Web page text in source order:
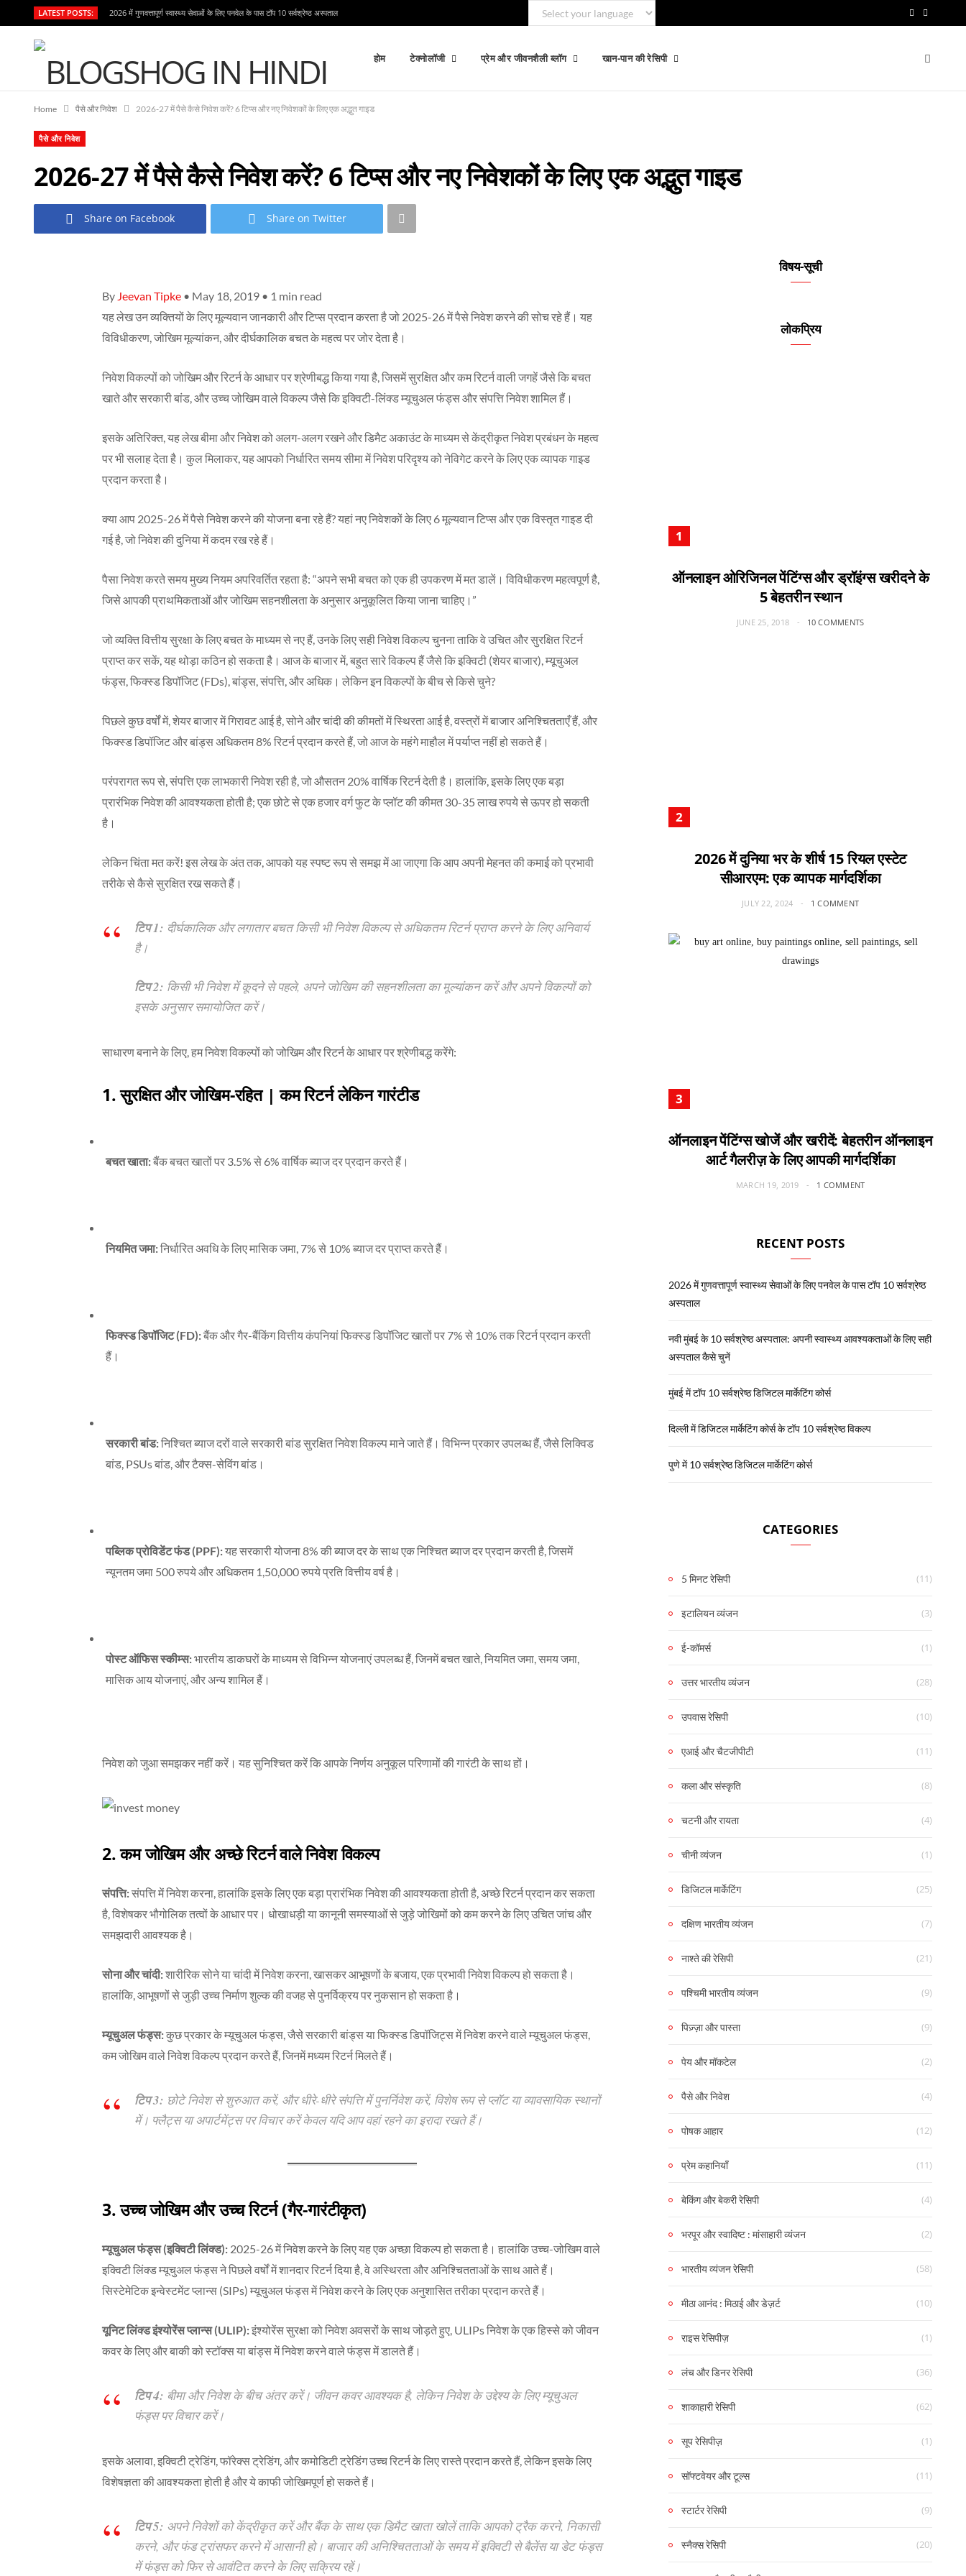
LATEST POSTS: 2026 में गुणवत्तापूर्ण स्वास्थ्य सेवाओं के लिए पनवेल के पास टॉप 10 सर्वश्रेष्ठ अस्पताल
e
u
T
होम टेक्नोलॉजी प्रेम और जीवनशैली ब्लॉग खान-पान की रेसिपी
Home पैसे और निवेश 2026-27 में पैसे कैसे निवेश करें? 6 टिप्स और नए निवेशकों के लिए एक अद्भुत गाइड
पैसे और निवेश
2026-27 में पैसे कैसे निवेश करें? 6 टिप्स और नए निवेशकों के लिए एक अद्भुत गाइड
Share on Facebook Share on Twitter
By Jeevan Tipke• May 18, 2019 • 1 min read
यह लेख उन व्यक्तियों के लिए मूल्यवान जानकारी और टिप्स प्रदान करता है जो 2025-26 में पैसे निवेश करने की सोच रहे हैं। यह
विविधीकरण, जोखिम मूल्यांकन, और दीर्घकालिक बचत के महत्व पर जोर देता है।
निवेश विकल्पों को जोखिम और रिटर्न के आधार पर श्रेणीबद्ध किया गया है, जिसमें सुरक्षित और कम रिटर्न वाली जगहें जैसे कि बचत
खाते और सरकारी बांड, और उच्च जोखिम वाले विकल्प जैसे कि इक्विटी-लिंक्ड म्यूचुअल फंड्स और संपत्ति निवेश शामिल हैं।
इसके अतिरिक्त, यह लेख बीमा और निवेश को अलग-अलग रखने और डिमैट अकाउंट के माध्यम से केंद्रीकृत निवेश प्रबंधन के महत्व
पर भी सलाह देता है। कुल मिलाकर, यह आपको निर्धारित समय सीमा में निवेश परिदृश्य को नेविगेट करने के लिए एक व्यापक गाइड
प्रदान करता है।
क्या आप 2025-26 में पैसे निवेश करने की योजना बना रहे हैं? यहां नए निवेशकों के लिए 6 मूल्यवान टिप्स और एक विस्तृत गाइड दी
गई है, जो निवेश की दुनिया में कदम रख रहे हैं।
पैसा निवेश करते समय मुख्य नियम अपरिवर्तित रहता है: “अपने सभी बचत को एक ही उपकरण में मत डालें। विविधीकरण महत्वपूर्ण है,
जिसे आपकी प्राथमिकताओं और जोखिम सहनशीलता के अनुसार अनुकूलित किया जाना चाहिए।”
जो व्यक्ति वित्तीय सुरक्षा के लिए बचत के माध्यम से नए हैं, उनके लिए सही निवेश विकल्प चुनना ताकि वे उचित और सुरक्षित रिटर्न
प्राप्त कर सकें, यह थोड़ा कठिन हो सकता है। आज के बाजार में, बहुत सारे विकल्प हैं जैसे कि इक्विटी (शेयर बाजार), म्यूचुअल
फंड्स, फिक्स्ड डिपॉजिट (FDs), बांड्स, संपत्ति, और अधिक। लेकिन इन विकल्पों के बीच से किसे चुने?
पिछले कुछ वर्षों में, शेयर बाजार में गिरावट आई है, सोने और चांदी की कीमतों में स्थिरता आई है, वस्त्रों में बाजार अनिश्चितताएँ हैं, और
फिक्स्ड डिपॉजिट और बांड्स अधिकतम 8% रिटर्न प्रदान करते हैं, जो आज के महंगे माहौल में पर्याप्त नहीं हो सकते हैं।
परंपरागत रूप से, संपत्ति एक लाभकारी निवेश रही है, जो औसतन 20% वार्षिक रिटर्न देती है। हालांकि, इसके लिए एक बड़ा
प्रारंभिक निवेश की आवश्यकता होती है; एक छोटे से एक हजार वर्ग फुट के प्लॉट की कीमत 30-35 लाख रुपये से ऊपर हो सकती
है।
लेकिन चिंता मत करें! इस लेख के अंत तक, आपको यह स्पष्ट रूप से समझ में आ जाएगा कि आप अपनी मेहनत की कमाई को प्रभावी
तरीके से कैसे सुरक्षित रख सकते हैं।
टिप 1: दीर्घकालिक और लगातार बचत किसी भी निवेश विकल्प से अधिकतम रिटर्न प्राप्त करने के लिए अनिवार्य
है।
टिप 2: किसी भी निवेश में कूदने से पहले, अपने जोखिम की सहनशीलता का मूल्यांकन करें और अपने विकल्पों को
इसके अनुसार समायोजित करें।
साधारण बनाने के लिए, हम निवेश विकल्पों को जोखिम और रिटर्न के आधार पर श्रेणीबद्ध करेंगे:
1. सुरक्षित और जोखिम-रहित | कम रिटर्न लेकिन गारंटीड
बचत खाता:बैंक बचत खातों पर 3.5% से 6% वार्षिक ब्याज दर प्रदान करते हैं।
नियमित जमा:निर्धारित अवधि के लिए मासिक जमा, 7% से 10% ब्याज दर प्राप्त करते हैं।
फिक्स्ड डिपॉजिट (FD):बैंक और गैर-बैंकिंग वित्तीय कंपनियां फिक्स्ड डिपॉजिट खातों पर 7% से 10% तक रिटर्न प्रदान करती
हैं।
सरकारी बांड:निश्चित ब्याज दरों वाले सरकारी बांड सुरक्षित निवेश विकल्प माने जाते हैं। विभिन्न प्रकार उपलब्ध हैं, जैसे लिक्विड
बांड, PSUs बांड, और टैक्स-सेविंग बांड।
पब्लिक प्रोविडेंट फंड (PPF):यह सरकारी योजना 8% की ब्याज दर के साथ एक निश्चित ब्याज दर प्रदान करती है, जिसमें
न्यूनतम जमा 500 रुपये और अधिकतम 1,50,000 रुपये प्रति वित्तीय वर्ष है।
पोस्ट ऑफिस स्कीम्स:भारतीय डाकघरों के माध्यम से विभिन्न योजनाएं उपलब्ध हैं, जिनमें बचत खाते, नियमित जमा, समय जमा,
मासिक आय योजनाएं, और अन्य शामिल हैं।
निवेश को जुआ समझकर नहीं करें। यह सुनिश्चित करें कि आपके निर्णय अनुकूल परिणामों की गारंटी के साथ हों।
2.कम जोखिम और अच्छे रिटर्न वाले निवेश विकल्प
संपत्ति:संपत्ति में निवेश करना, हालांकि इसके लिए एक बड़ा प्रारंभिक निवेश की आवश्यकता होती है, अच्छे रिटर्न प्रदान कर सकता
है, विशेषकर भौगोलिक तत्वों के आधार पर। धोखाधड़ी या कानूनी समस्याओं से जुड़े जोखिमों को कम करने के लिए उचित जांच और
समझदारी आवश्यक है।
सोना और चांदी:शारीरिक सोने या चांदी में निवेश करना, खासकर आभूषणों के बजाय, एक प्रभावी निवेश विकल्प हो सकता है।
हालांकि, आभूषणों से जुड़ी उच्च निर्माण शुल्क की वजह से पुनर्विक्रय पर नुकसान हो सकता है।
म्यूचुअल फंड्स:कुछ प्रकार के म्यूचुअल फंड्स, जैसे सरकारी बांड्स या फिक्स्ड डिपॉजिट्स में निवेश करने वाले म्यूचुअल फंड्स,
कम जोखिम वाले निवेश विकल्प प्रदान करते हैं, जिनमें मध्यम रिटर्न मिलते हैं।
टिप 3: छोटे निवेश से शुरुआत करें, और धीरे-धीरे संपत्ति में पुनर्निवेश करें, विशेष रूप से प्लॉट या व्यावसायिक स्थानों
में। फ्लैट्स या अपार्टमेंट्स पर विचार करें केवल यदि आप वहां रहने का इरादा रखते हैं।
3. उच्च जोखिम और उच्च रिटर्न (गैर-गारंटीकृत)
म्यूचुअल फंड्स (इक्विटी लिंक्ड):2025-26 में निवेश करने के लिए यह एक अच्छा विकल्प हो सकता है। हालांकि उच्च-जोखिम वाले
इक्विटी लिंक्ड म्यूचुअल फंड्स ने पिछले वर्षों में शानदार रिटर्न दिया है, वे अस्थिरता और अनिश्चितताओं के साथ आते हैं।
सिस्टेमेटिक इन्वेस्टमेंट प्लान्स (SIPs) म्यूचुअल फंड्स में निवेश करने के लिए एक अनुशासित तरीका प्रदान करते हैं।
यूनिट लिंक्ड इंश्योरेंस प्लान्स (ULIP):इंश्योरेंस सुरक्षा को निवेश अवसरों के साथ जोड़ते हुए, ULIPs निवेश के एक हिस्से को जीवन
कवर के लिए और बाकी को स्टॉक्स या बांड्स में निवेश करने वाले फंड्स में डालते हैं।
टिप 4: बीमा और निवेश के बीच अंतर करें। जीवन कवर आवश्यक है, लेकिन निवेश के उद्देश्य के लिए म्यूचुअल
फंड्स पर विचार करें।
इसके अलावा, इक्विटी ट्रेडिंग, फॉरेक्स ट्रेडिंग, और कमोडिटी ट्रेडिंग उच्च रिटर्न के लिए रास्ते प्रदान करते हैं, लेकिन इसके लिए
विशेषज्ञता की आवश्यकता होती है और ये काफी जोखिमपूर्ण हो सकते हैं।
टिप 5: अपने निवेशों को केंद्रीकृत करें और बैंक के साथ एक डिमैट खाता खोलें ताकि आपको ट्रैक करने, निकासी
करने, और फंड ट्रांसफर करने में आसानी हो। बाजार की अनिश्चितताओं के समय में इक्विटी से बैलेंस या डेट फंड्स
में फंड्स को फिर से आवंटित करने के लिए सक्रिय रहें।
विषय-सूची
लोकप्रिय
ऑनलाइन ओरिजिनल पेंटिंग्स और ड्रॉइंग्स खरीदने के
5 बेहतरीन स्थान
JUNE 25, 2018 10 COMMENTS
2026 में दुनिया भर के शीर्ष 15 रियल एस्टेट
सीआरएम: एक व्यापक मार्गदर्शिका
JULY 22, 2024 1 COMMENT
ऑनलाइन पेंटिंग्स खोजें और खरीदें: बेहतरीन ऑनलाइन
आर्ट गैलरीज़ के लिए आपकी मार्गदर्शिका
MARCH 19, 2019 1 COMMENT
RECENT POSTS
2026 में गुणवत्तापूर्ण स्वास्थ्य सेवाओं के लिए पनवेल के पास टॉप 10 सर्वश्रेष्ठ
अस्पताल
नवी मुंबई के 10 सर्वश्रेष्ठ अस्पताल: अपनी स्वास्थ्य आवश्यकताओं के लिए सही
अस्पताल कैसे चुनें
मुंबई में टॉप 10 सर्वश्रेष्ठ डिजिटल मार्केटिंग कोर्स
दिल्ली में डिजिटल मार्केटिंग कोर्स के टॉप 10 सर्वश्रेष्ठ विकल्प
पुणे में 10 सर्वश्रेष्ठ डिजिटल मार्केटिंग कोर्स
CATEGORIES
5 मिनट रेसिपी (11)
इटालियन व्यंजन (3)
ई-कॉमर्स (1)
उत्तर भारतीय व्यंजन (28)
उपवास रेसिपी (10)
एआई और चैटजीपीटी (11)
कला और संस्कृति (8)
चटनी और रायता (4)
चीनी व्यंजन (1)
डिजिटल मार्केटिंग (25)
दक्षिण भारतीय व्यंजन (7)
नाश्ते की रेसिपी (21)
पश्चिमी भारतीय व्यंजन (9)
पिज़्ज़ा और पास्ता (9)
पेय और मॉकटेल (2)
पैसे और निवेश (4)
पोषक आहार (12)
प्रेम कहानियाँ (11)
बेकिंग और बेकरी रेसिपी (4)
भरपूर और स्वादिष्ट : मांसाहारी व्यंजन (2)
भारतीय व्यंजन रेसिपी (58)
मीठा आनंद : मिठाई और डेज़र्ट (10)
राइस रेसिपीज़ (1)
लंच और डिनर रेसिपी (36)
शाकाहारी रेसिपी (62)
सूप रेसिपीज़ (1)
सॉफ्टवेयर और टूल्स (11)
स्टार्टर रेसिपी (9)
स्नैक्स रेसिपी (20)